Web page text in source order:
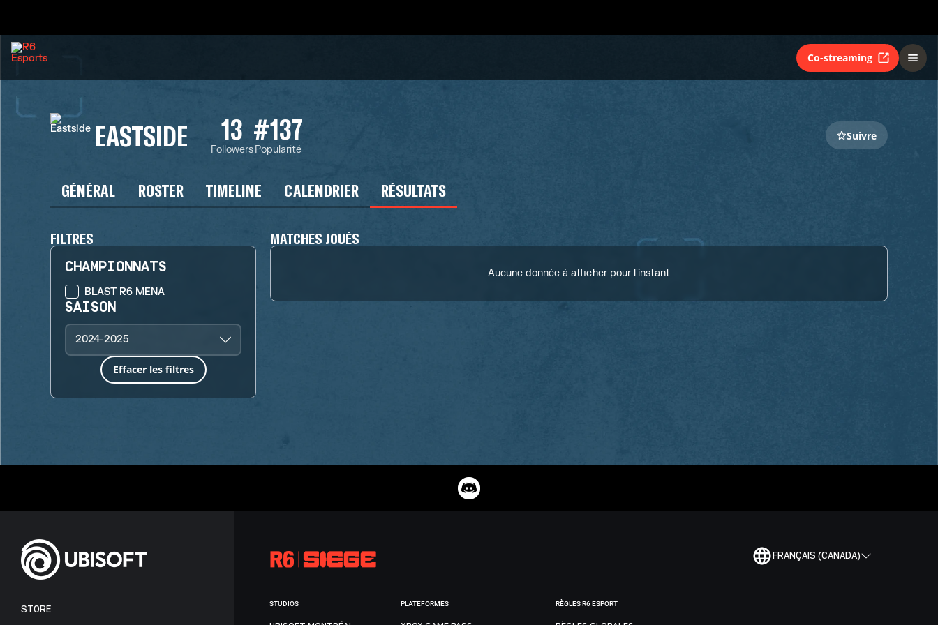
Co-streaming
EASTSIDE 13
Followers
#137
Popularité
Suivre
GÉNÉRAL ROSTER TIMELINE CALENDRIER RÉSULTATS
FILTRES
CHAMPIONNATS
BLAST R6 MENA
SAISON
2024-2025
Effacer les filtres
MATCHES JOUÉS
Aucune donnée à afficher pour l'instant
FRANÇAIS (CANADA)
STORE
STUDIOS PLATEFORMES RÈGLES R6 ESPORT